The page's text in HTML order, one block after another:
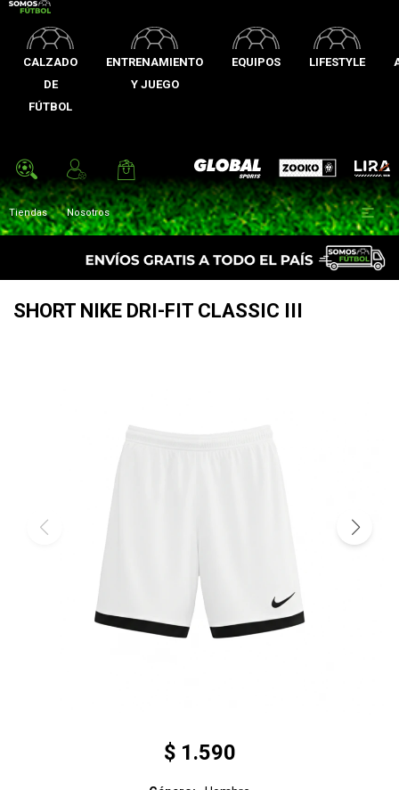
CALZADO
DE
FÚTBOL
ENTRENAMIENTO
Y JUEGO
EQUIPOS LIFESTYLE
Global Sports Zooko Lira
Tiendas Nosotros 
SHORT NIKE DRI-FIT CLASSIC III
$ 1.590